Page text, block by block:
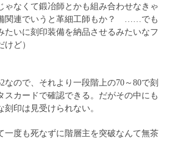
ゃなくて鍛冶師とかも組み合わせなきゃ
関連でいうと革細工師もか？ ……でも
たいに刻印装備を納品させるみたいなフ
ど）
ので、それより一段階上の70～80で刻
スカードで確認できる。だがその中にも
印は見受けられない。
度も死なずに階層主を突破なんて無茶